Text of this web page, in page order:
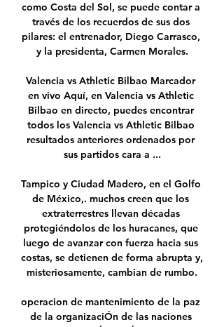
como Costa del Sol, se puede contar a
través de los recuerdos de sus dos
pilares: el entrenador, Diego Carrasco,
y la presidenta, Carmen Morales.
Valencia vs Athletic Bilbao Marcador
en vivo Aquí, en Valencia vs Athletic
Bilbao en directo, puedes encontrar
todos los Valencia vs Athletic Bilbao
resultados anteriores ordenados por
sus partidos cara a ...
Tampico y Ciudad Madero, en el Golfo
de México,. muchos creen que los
extraterrestres llevan décadas
protegiéndolos de los huracanes, que
luego de avanzar con fuerza hacia sus
costas, se detienen de forma abrupta y,
misteriosamente, cambian de rumbo.
operacion de mantenimiento de la paz
de la organizaciÓn de las naciones